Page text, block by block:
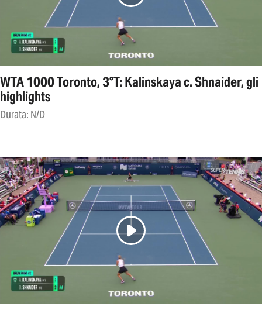
WTA 1000 Toronto, 3°T: Kalinskaya c. Shnaider, gli
highlights
Durata: N/D